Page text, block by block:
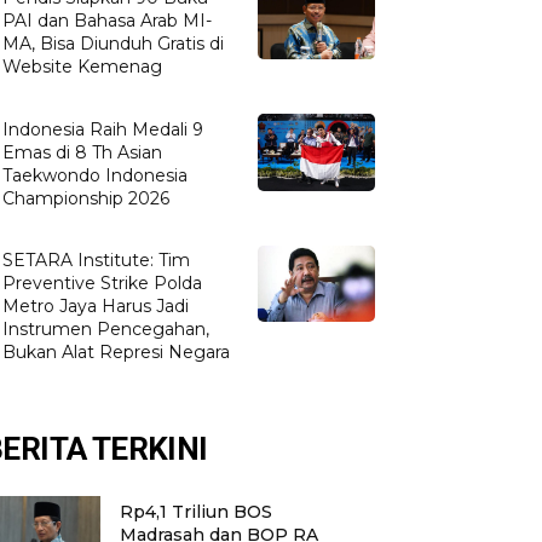
PAI dan Bahasa Arab MI-
MA, Bisa Diunduh Gratis di
Website Kemenag
Indonesia Raih Medali 9
Emas di 8 Th Asian
Taekwondo Indonesia
Championship 2026
SETARA Institute: Tim
Preventive Strike Polda
Metro Jaya Harus Jadi
Instrumen Pencegahan,
Bukan Alat Represi Negara
TERKINI
Rp4,1 Triliun BOS
Madrasah dan BOP RA